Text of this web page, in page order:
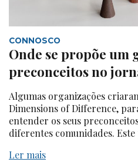
CONNOSCO
Onde se propõe um
preconceitos no
Algumas organizações
Dimensions of Difference,
entender os seus
diferentes comunidades.
Ler mais